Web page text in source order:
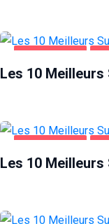
ALIMENTATION
Les 10 Meilleurs
ALIMENTATION
Les 10 Meilleurs